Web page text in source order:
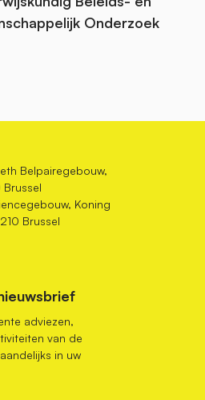
Onderzoek
Belpairegebouw,
Brussel
Koning
Brussel
adviezen,
van de
in uw